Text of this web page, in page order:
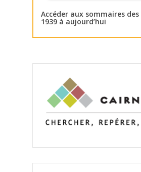
Accéder aux sommaires des
1939 à aujourd’hui